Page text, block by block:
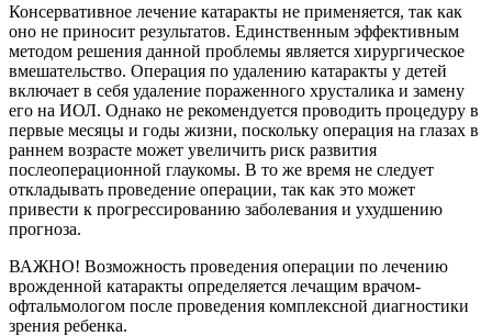
Консервативное лечение катаракты не применяется, так как
оно не приносит результатов. Единственным эффективным
методом решения данной проблемы является хирургическое
вмешательство. Операция по удалению катаракты у детей
включает в себя удаление пораженного хрусталика и замену
его на ИОЛ. Однако не рекомендуется проводить процедуру в
первые месяцы и годы жизни, поскольку операция на глазах в
раннем возрасте может увеличить риск развития
послеоперационной глаукомы. В то же время не следует
откладывать проведение операции, так как это может
привести к прогрессированию заболевания и ухудшению
прогноза.
ВАЖНО! Возможность проведения операции по лечению
врожденной катаракты определяется лечащим врачом-
офтальмологом после проведения комплексной диагностики
зрения ребенка.